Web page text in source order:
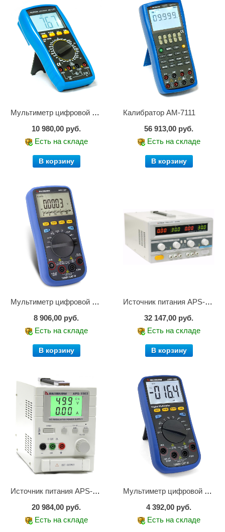
Мультиметр цифровой АМ-1083
10 980,00 руб.
Есть на складе
В корзину
Калибратор АМ-7111
56 913,00 руб.
Есть на складе
В корзину
Мультиметр цифровой АММ-1221
8 906,00 руб.
Есть на складе
В корзину
Источник питания APS-2236
32 147,00 руб.
Есть на складе
В корзину
Источник питания APS-1503
20 984,00 руб.
Есть на складе
Мультиметр цифровой АММ-1203
4 392,00 руб.
Есть на складе